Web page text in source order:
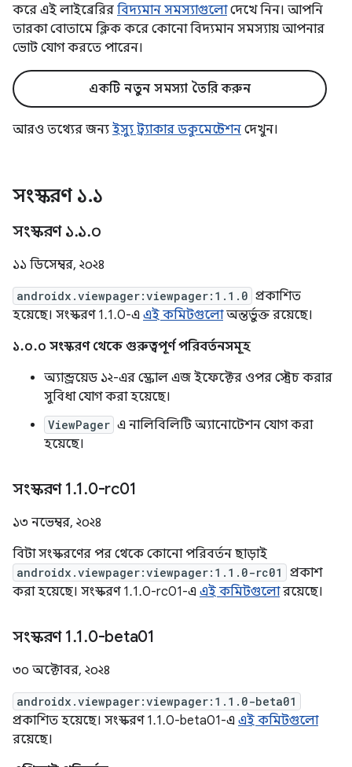
করে এই লাইব্রেরির বিদ্যমান সমস্যাগুলোদেখে নিন। আপনি
তারকা বোতামে ক্লিক করে কোনো বিদ্যমান সমস্যায় আপনার
ভোট যোগ করতে পারেন।
একটি নতুন সমস্যা তৈরি করুন
আরও তথ্যের জন্য ইস্যু ট্র্যাকার ডকুমেন্টেশন দেখুন।
সংস্করণ ১.১
সংস্করণ ১.১.০
১১ ডিসেম্বর, ২০২৪
androidx.viewpager:viewpager:1.1.0 প্রকাশিত
হয়েছে। সংস্করণ 1.1.0-এ এই কমিটগুলোঅন্তর্ভুক্ত রয়েছে।
১.০.০ সংস্করণ থেকে গুরুত্বপূর্ণ পরিবর্তনসমূহ
অ্যান্ড্রয়েড ১২-এর স্ক্রোল এজ ইফেক্টের ওপর স্ট্রেচ করার
সুবিধা যোগ করা হয়েছে।
ViewPager এ নালিবিলিটি অ্যানোটেশন যোগ করা
হয়েছে।
সংস্করণ 1.1.0-rc01
১৩ নভেম্বর, ২০২৪
বিটা সংস্করণের পর থেকে কোনো পরিবর্তন ছাড়াই
androidx.viewpager:viewpager:1.1.0-rc01
প্রকাশ
করা হয়েছে। সংস্করণ 1.1.0-rc01-এ এই কমিটগুলোরয়েছে।
সংস্করণ 1.1.0-beta01
৩০ অক্টোবর, ২০২৪
androidx.viewpager:viewpager:1.1.0-beta01
প্রকাশিত হয়েছে। সংস্করণ 1.1.0-beta01-এ এই কমিটগুলো
রয়েছে।